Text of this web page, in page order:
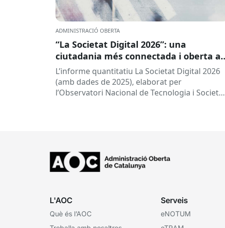
ADMINISTRACIÓ OBERTA
“La Societat Digital 2026”: una
ciutadania més connectada i oberta a
la intel·ligència artificial
L’informe quantitatiu La Societat Digital 2026
(amb dades de 2025), elaborat per
l’Observatori Nacional de Tecnologia i Societat
L'AOC
Què és l’AOC
Serveis
eNOTUM